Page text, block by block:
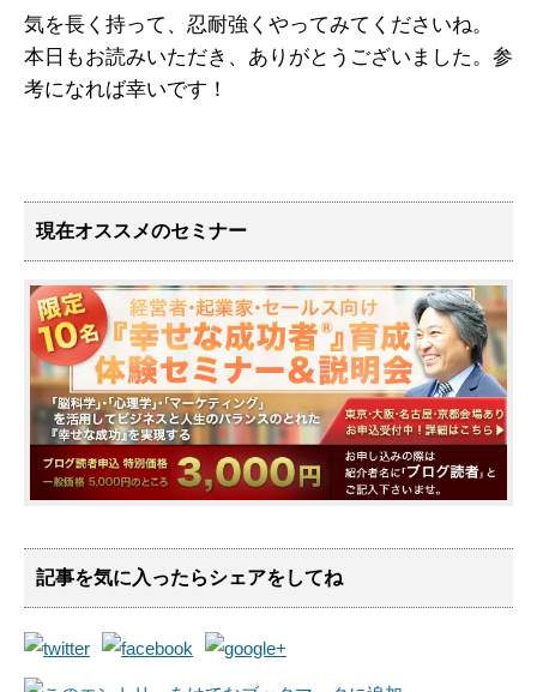
気を長く持って、忍耐強くやってみてくださいね。
本日もお読みいただき、ありがとうございました。参
考になれば幸いです！
現在オススメのセミナー
記事を気に入ったらシェアをしてね